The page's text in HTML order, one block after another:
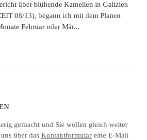
über blühende Kamelien in Galizien
08/13), begann ich mit dem Planen
Februar oder Mär...
gemacht und Sie wollen gleich weiter
über das Kontaktformular eine E-Mail